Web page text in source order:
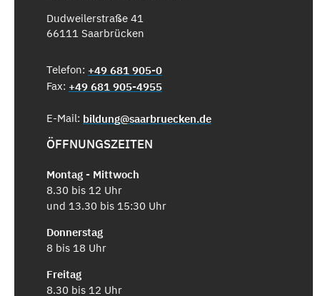
Dudweilerstraße 41
66111 Saarbrücken
Telefon: +49 681 905-0
Fax: +49 681 905-4955
E-Mail: bildung@saarbruecken.de
ÖFFNUNGSZEITEN
Montag - Mittwoch
8.30 bis 12 Uhr
und 13.30 bis 15:30 Uhr
Donnerstag
8 bis 18 Uhr
Freitag
8.30 bis 12 Uhr